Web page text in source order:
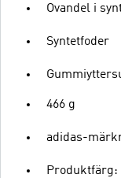
Ovandel i
Syntetfoder
466 g
adidas-
Produktfärg: